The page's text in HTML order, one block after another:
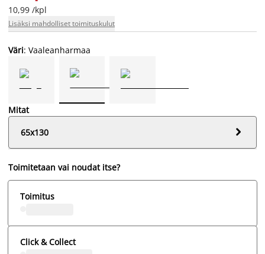
10,99 /kpl
Lisäksi mahdolliset toimituskulut
Väri: Vaaleanharmaa
Mitat
65x130

Toimitetaan vai noudat itse?
Toimitus
Click & Collect